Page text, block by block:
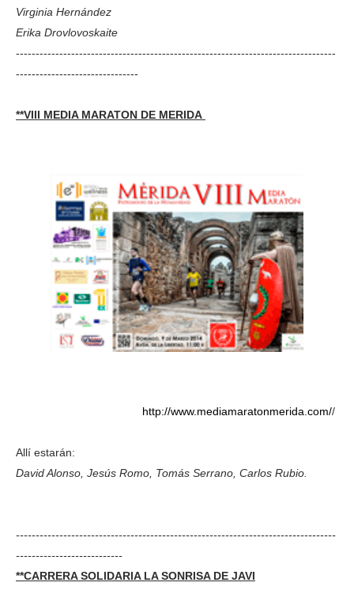
Virginia Hernández
Erika Drovlovoskaite
---------------------------------------------------------------------------------
-------------------------------
**VIII MEDIA MARATON DE MERIDA
http://www.mediamaratonmerida.com//
Allí estarán:
David Alonso, Jesús Romo, Tomás Serrano, Carlos Rubio.
---------------------------------------------------------------------------------
---------------------------
**CARRERA SOLIDARIA LA SONRISA DE JAVI